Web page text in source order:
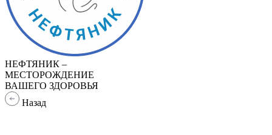
НЕФТЯНИК –
МЕСТОРОЖДЕНИЕ
ВАШЕГО ЗДОРОВЬЯ
Назад